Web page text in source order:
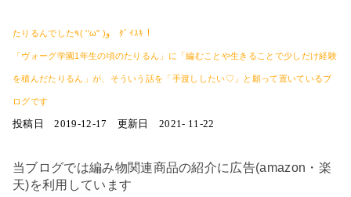
たりるんでした٩( ''ω'' )و ﾀﾞｲｽｷ！
「ヴォーグ学園1年生の頃のたりるん」に「編むことや生きることで少しだけ経験
を積んだたりるん」が、そういう話を「手渡ししたい♡」と願って置いているブ
ログです
投稿日 2019-12-17 更新日 2021- 11-22
当ブログでは編み物関連商品の紹介に広告(amazon・楽
天)を利用しています